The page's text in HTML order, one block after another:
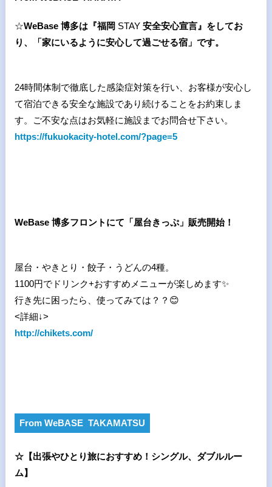
☆WeBase 博多は『福岡 STAY 安全安心宣言』をしてお
り、「家にいるように安心して過ごせる宿」です。
24時間体制で徹底した感染症対策を行い、お客様が安心し
て宿泊できる安全な施設であり続けることをお約束しま
す。ご不安な点はお気軽に施設までお問合せ下さい。
https://fukuokacity-hotel.com/?page=5
WeBase 博多フロントにて「屋台きっぷ」販売開始！
屋台・やきとり・餃子・うどんの4種。
1100円でドリンク+おすすめメニューが楽しめます✨
行き先に困ったら、使ってみては？？😊
<詳細↓>
http://chikets.com/
From WeBASE TAKAMATSU
☆【出張やひとり旅におすすめ！シングル、ダブルルー
ム】